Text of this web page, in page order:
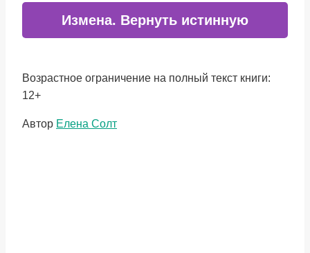
Измена. Вернуть истинную
Возрастное ограничение на полный текст книги:
12+
Метки
Автор Елена Солт